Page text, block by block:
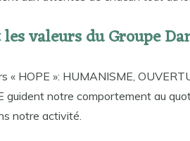
valeurs du Groupe
« HOPE »: HUMANISME,
guident notre comportement au
notre activité.